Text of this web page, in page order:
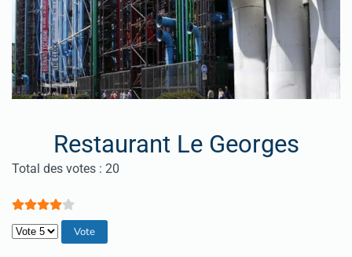
Restaurant Le Georges
Vote utilisateur:4/
Total des votes : 20
Veuillez voter